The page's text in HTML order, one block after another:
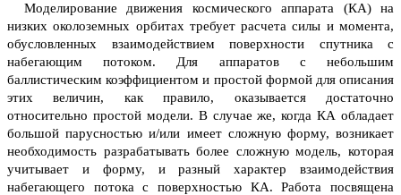
Моделирование движения космического аппарата (КА) на
низких околоземных орбитах требует расчета силы и момента,
обусловленных взаимодействием поверхности спутника с
набегающим потоком. Для аппаратов с небольшим
баллистическим коэффициентом и простой формой для описания
этих величин, как правило, оказывается достаточно
относительно простой модели. В случае же, когда КА обладает
большой парусностью и/или имеет сложную форму, возникает
необходимость разрабатывать более сложную модель, которая
учитывает и форму, и разный характер взаимодействия
набегающего потока с поверхностью КА. Работа посвящена